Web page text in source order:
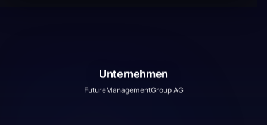
Unternehmen
FutureManagementGroup AG